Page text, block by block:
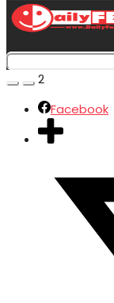
2
Facebook